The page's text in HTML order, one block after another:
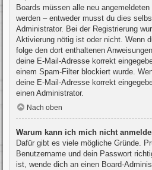
Boards müssen alle neu
werden – entweder musst du dies
Administrator. Bei der Registrierung
Aktivierung nötig ist oder nicht. Wenn
folge den dort enthaltenen
deine E-Mail-Adresse korrekt
einem Spam-Filter blockiert wurde.
deine E-Mail-Adresse korrekt
einen Administrator.
Nach oben
Warum kann ich mich nicht
Dafür gibt es viele mögliche Gründe.
Benutzername und dein Passwort
ist, wende dich an einen Board-